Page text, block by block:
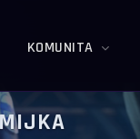
KOMUNITA